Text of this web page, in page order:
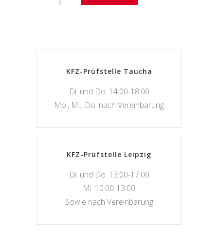
KFZ-Prüfstelle Taucha
Di. und Do. 14:00-18:00
Mo., Mi., Do. nach Vereinbarung
KFZ-Prüfstelle Leipzig
Di. und Do. 13:00-17:00
Mi. 10:00-13:00
Sowie nach Vereinbarung